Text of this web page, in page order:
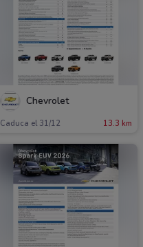
Chevrolet
Caduca el 31/12 13.3 km